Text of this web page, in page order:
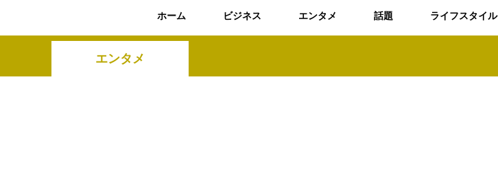
ホーム ビジネス エンタメ 話題 ライフスタイル
エンタメ